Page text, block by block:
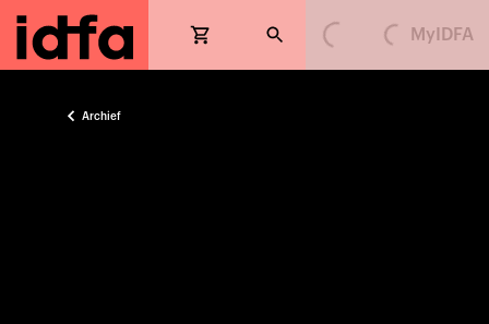
Loading...Loading... MyIDFA
Archief